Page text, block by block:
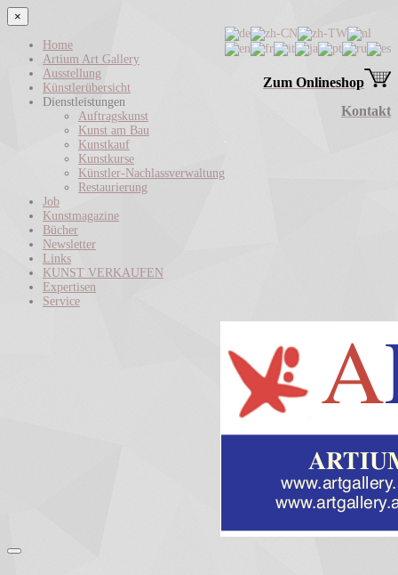
×
Home
Artium Art Gallery
Ausstellung
Künstlerübersicht
Dienstleistungen
Auftragskunst
Kunst am Bau
Kunstkauf
Kunstkurse
Künstler-Nachlassverwaltung
Restaurierung
Job
Kunstmagazine
Bücher
Newsletter
Links
KUNST VERKAUFEN
Expertisen
Service
Zum Onlineshop
Kontakt